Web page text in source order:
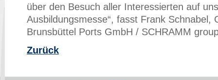
über den Besuch aller Interessierten auf
Ausbildungsmesse“, fasst Frank Schnabel,
Brunsbüttel Ports GmbH / SCHRAMM
Zurück